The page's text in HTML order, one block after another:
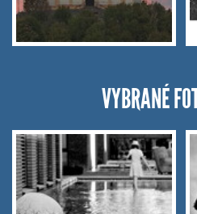
VYBRANÉ